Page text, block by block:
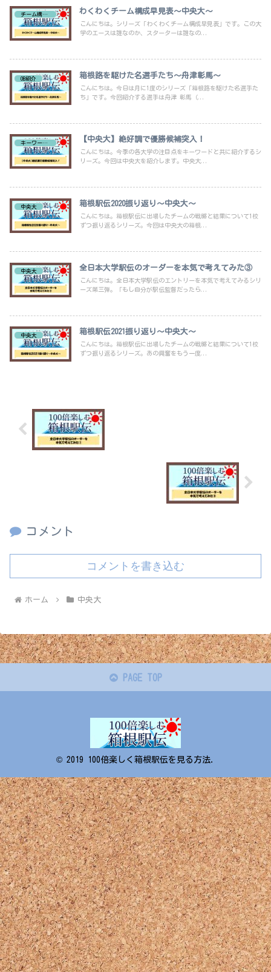
チーム構成早見表 わくわくチーム構成早見表～中央大～
こんにちは。シリーズ「わくわくチーム構成早見表」です。この大
学のエースは誰なのか、スターターは誰なの...
OB紹介 箱根路を駆けた名選手たち～舟津彰馬～
こんにちは。今日は月に1度のシリーズ「箱根路を駆けた名選手た
ち」です。今回紹介する選手は舟津 彰馬（...
キーワードで新チーム紹介 【中央大】絶好調で優勝候補突入！
こんにちは。今季の各大学の注目点をキーワードと共に紹介するシ
リーズ。今回は中央大を紹介します。中央大...
中央大 箱根駅伝2020振り返り～中央大～
こんにちは。箱根駅伝に出場したチームの戦略と結果について1校
ずつ振り返るシリーズ。今回は中央大の箱根...
中央大 全日本大学駅伝のオーダーを本気で考えてみた③
こんにちは。全日本大学駅伝のエントリーを本気で考えてみるシリ
ーズ第三弾。「もし自分が駅伝監督だったら...
中央大 箱根駅伝2021振り返り～中央大～
こんにちは。箱根駅伝に出場したチームの戦略と結果について1校
ずつ振り返るシリーズ。あの興奮をもう一度...
コメント
コメントを書き込む
ホーム 中央大
PAGE TOP
© 2019 100倍楽しく箱根駅伝を見る方法.